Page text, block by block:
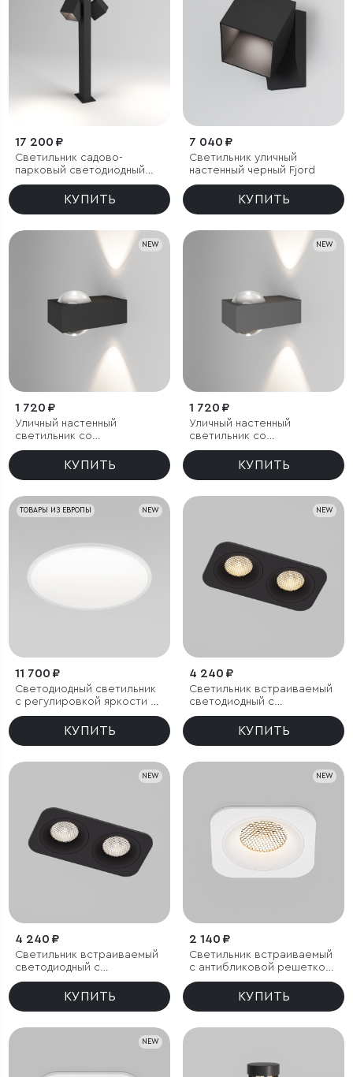
17 200 ₽
Светильник садово-
парковый светодиодный
Fjord
КУПИТЬ
7 040 ₽
Светильник уличный
настенный черный Fjord
КУПИТЬ
NEW
1 720 ₽
Уличный настенный
светильник со
светодиодами Lenses
КУПИТЬ
NEW
1 720 ₽
Уличный настенный
светильник со
светодиодами Lenses
КУПИТЬ
NEW
ТОВАРЫ ИЗ ЕВРОПЫ
11 700 ₽
Светодиодный светильник
с регулировкой яркости и
цветовой температуры
КУПИТЬ
NEW
4 240 ₽
Светильник встраиваемый
светодиодный с
антибликовой решеткой
Tetro 20W 3000K черный
КУПИТЬ
NEW
4 240 ₽
Светильник встраиваемый
светодиодный с
антибликовой решеткой
Tetro 20W 4000K черный
КУПИТЬ
NEW
2 140 ₽
Светильник встраиваемый
с антибликовой решеткой
Tetro 10W 3000K белый
КУПИТЬ
NEW